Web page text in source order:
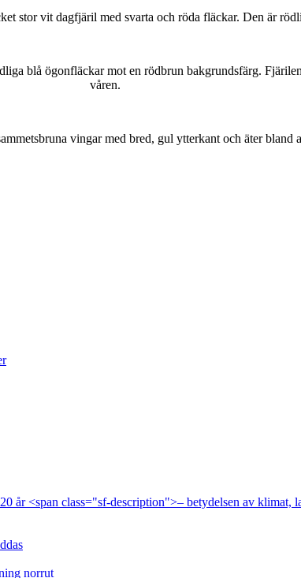
stor vit dagfjäril med svarta och röda fläckar. Den är
blå ögonfläckar mot en rödbrun bakgrundsfärg.
våren.
vingar med bred, gul ytterkant och äter bland
år <span class="sf-description">– betydelsen av klimat,
norrut